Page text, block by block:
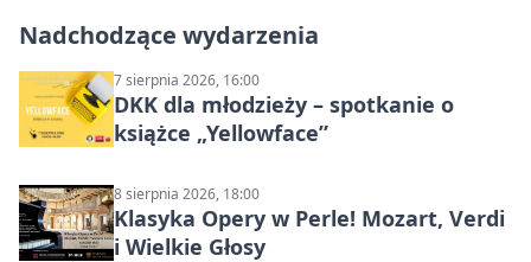
Nadchodzące wydarzenia
7 sierpnia 2026, 16:00
DKK dla młodzieży – spotkanie o
książce „Yellowface”
8 sierpnia 2026, 18:00
Klasyka Opery w Perle! Mozart, Verdi
i Wielkie Głosy